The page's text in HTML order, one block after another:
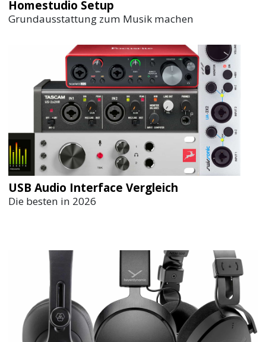
Homestudio Setup
Grundausstattung zum Musik machen
USB Audio Interface Vergleich
Die besten in 2026